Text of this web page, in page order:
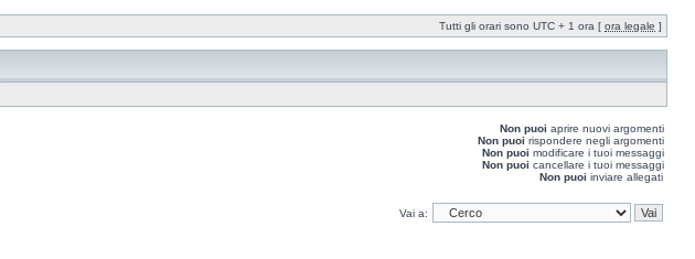
Tutti gli orari sono UTC + 1 ora [ ora legale ]
Non puoi aprire nuovi argomenti
Non puoi rispondere negli argomenti
Non puoi modificare i tuoi messaggi
Non puoi cancellare i tuoi messaggi
Non puoi inviare allegati
Vai a: